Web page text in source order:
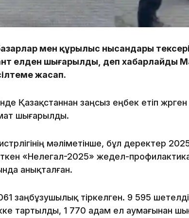
мен құрылыс нысандары
елден шығарылды, деп хабарлайды
жасап.
Қазақстаннан заңсыз еңбек етіп
шығарылды.
мәліметінше, бұл деректер
«Нелегал-2025» жедел-
анықталған.
заңбұзушылық тіркелген. 9 595
тартылды, 1 770 адам ел аумағынан